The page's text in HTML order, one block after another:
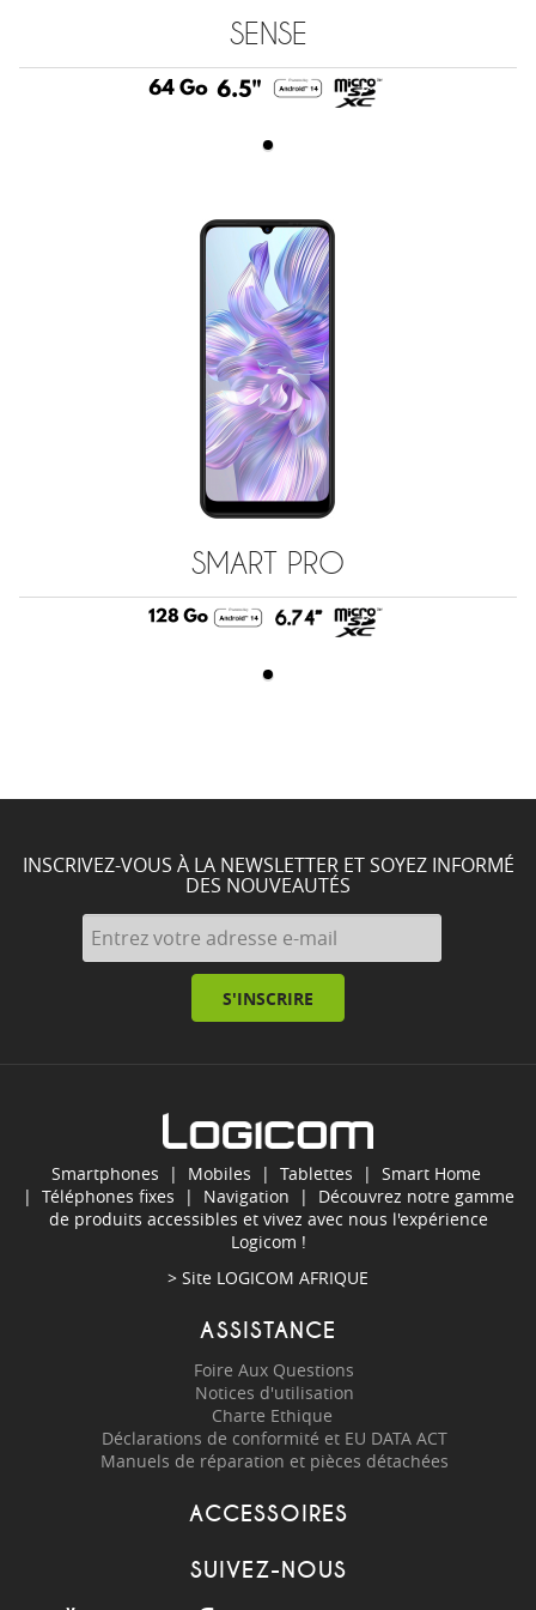
SENSE
SMART PRO
INSCRIVEZ-VOUS À LA NEWSLETTER ET SOYEZ INFORMÉ
DES NOUVEAUTÉS
S'INSCRIRE
Smartphones | Mobiles | Tablettes | Smart Home
| Téléphones fixes | Navigation | Découvrez notre gamme
de produits accessibles et vivez avec nous l'expérience
Logicom !
> Site LOGICOM AFRIQUE
ASSISTANCE
Foire Aux Questions
Notices d'utilisation
Charte Ethique
Déclarations de conformité et EU DATA ACT
Manuels de réparation et pièces détachées
ACCESSOIRES
SUIVEZ-NOUS